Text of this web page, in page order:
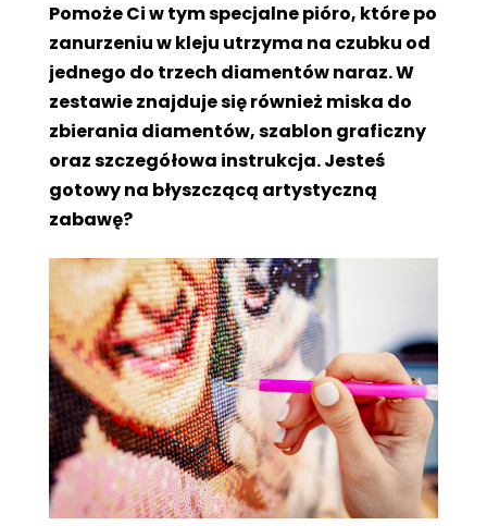
Pomoże Ci w tym specjalne pióro, które po
zanurzeniu w kleju utrzyma na czubku od
jednego do trzech diamentów naraz. W
zestawie znajduje się również miska do
zbierania diamentów, szablon graficzny
oraz szczegółowa instrukcja. Jesteś
gotowy na błyszczącą artystyczną
zabawę?